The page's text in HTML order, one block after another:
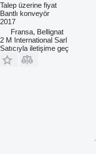
Talep üzerine fiyat
Bantlı konveyör
2017
Fransa, Bellignat
2 M International Sarl
Satıcıyla iletişime geç